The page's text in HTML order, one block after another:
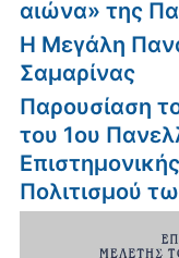
αιώνα» της
Η Μεγάλη
Σαμαρίνας
Παρουσίαση
του 1ου
Πολιτισμού